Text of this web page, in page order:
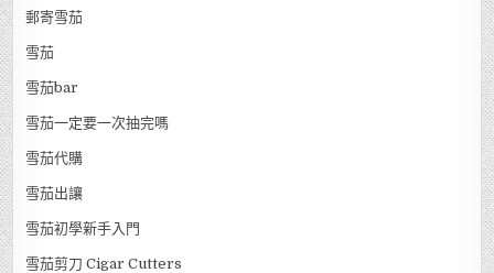
郵寄雪茄
雪茄
雪茄bar
雪茄一定要一次抽完嗎
雪茄代購
雪茄出讓
雪茄初學新手入門
雪茄剪刀 Cigar Cutters